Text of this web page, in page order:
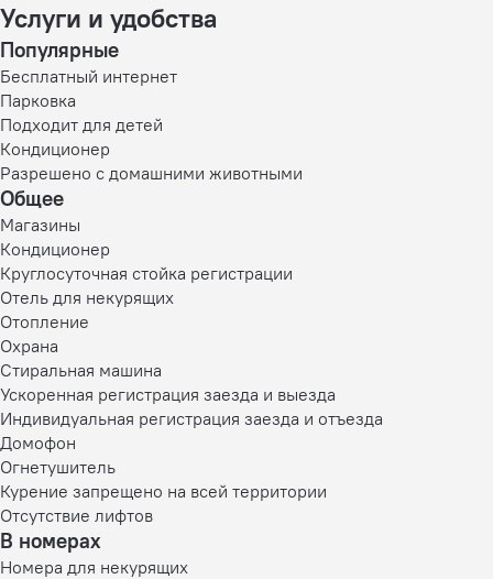
Услуги и удобства
Популярные
Бесплатный интернет
Парковка
Подходит для детей
Кондиционер
Разрешено с домашними животными
Общее
Магазины
Кондиционер
Круглосуточная стойка регистрации
Отель для некурящих
Отопление
Охрана
Стиральная машина
Ускоренная регистрация заезда и выезда
Индивидуальная регистрация заезда и отъезда
Домофон
Огнетушитель
Курение запрещено на всей территории
Отсутствие лифтов
В номерах
Номера для некурящих